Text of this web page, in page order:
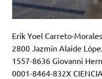
Erik Yoel Carreto-
2800 Jazmin Alaide
1557-8636 Giovanni
0001-8464-832X